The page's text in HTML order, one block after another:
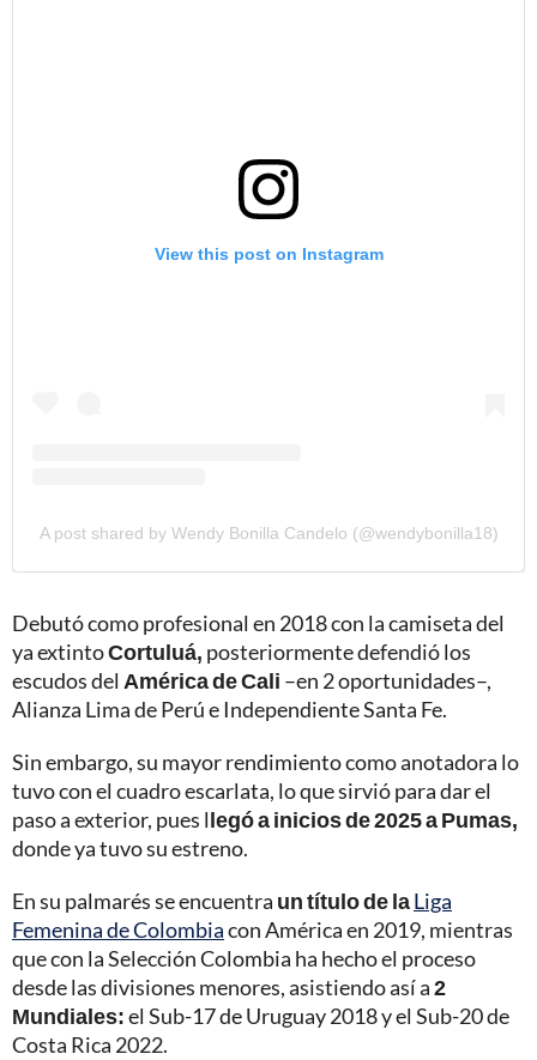
View this post on Instagram
A post shared by Wendy Bonilla Candelo (@wendybonilla18)
Debutó como profesional en 2018 con la camiseta del
ya extintoCortuluá, posteriormente defendió los
escudos del América de Cali –en 2 oportunidades–,
Alianza Lima de Perú e Independiente Santa Fe.
Sin embargo, su mayor rendimiento como anotadora lo
tuvo con el cuadro escarlata, lo que sirvió para dar el
paso a exterior, pues llegó a inicios de 2025 a Pumas,
donde ya tuvo su estreno.
En su palmarés se encuentra un título de laLiga
Femenina de Colombiacon América en 2019, mientras
que con la Selección Colombia ha hecho el proceso
desde las divisiones menores, asistiendo así a2
Mundiales:el Sub-17 de Uruguay 2018 y el Sub-20 de
Costa Rica 2022.